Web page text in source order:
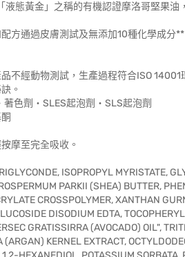
態黃金」之稱的有機認證摩洛哥堅果油
方通過皮膚測試及無添加10種化學成分
不經動物測試，生產過程符合ISO
。
色劑‧SLES起泡劑‧SLS起泡劑
摩至完全吸收。
ISOPROPYL MYRISTATE,
PARKII (SHEA) BUTTER,
CROSSPOLYMER, XANTHAN
DISODIUM EDTA,
GRATISSIRRA (AVOCADO) OIL",
KERNEL EXTRACT,